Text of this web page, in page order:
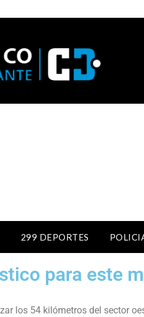
299 DEPORTES
para este
los 54 kilómetros del sector